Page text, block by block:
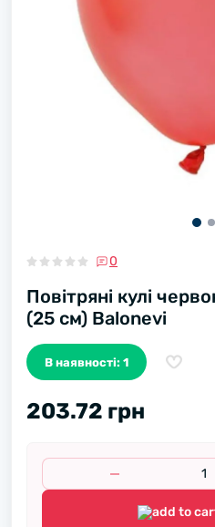
0
Повітряні кулі
(25 см) Balonevi
В наявності: 1
203.72 грн